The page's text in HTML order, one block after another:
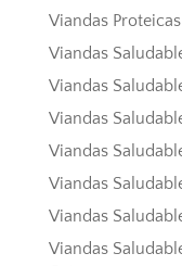
Viandas
Viandas
Viandas
Viandas
Viandas
Viandas
Viandas
Viandas